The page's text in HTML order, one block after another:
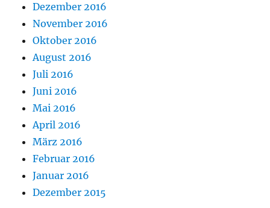
Dezember 2016
November 2016
Oktober 2016
August 2016
Juli 2016
Juni 2016
Mai 2016
April 2016
März 2016
Februar 2016
Januar 2016
Dezember 2015